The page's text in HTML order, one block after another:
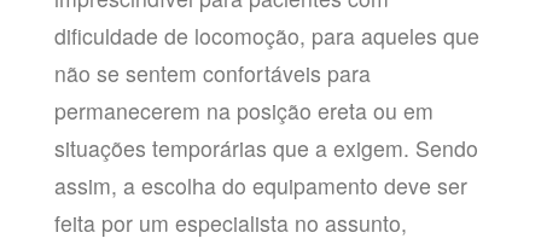
dificuldade de locomoção, para aqueles que
não se sentem confortáveis para
permanecerem na posição ereta ou em
situações temporárias que a exigem. Sendo
assim, a escolha do equipamento deve ser
feita por um especialista no assunto,